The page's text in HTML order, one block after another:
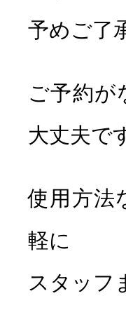
予めご了
ご予約が
大丈夫です
使用方法
軽に
スタッフ